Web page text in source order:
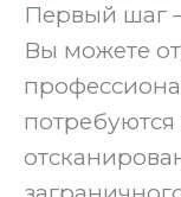
Первый шаг
Вы можете